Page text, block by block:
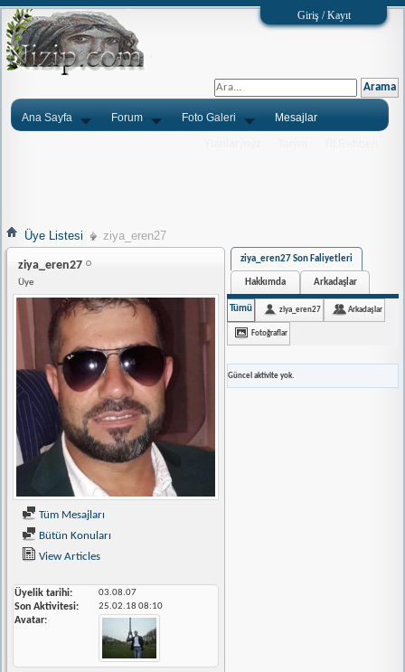
Giriş / Kayıt
Ana Sayfa Forum Foto Galeri Mesajlar
Üye Listesi ziya_eren27
ziya_eren27
Üye
Tüm Mesajları
Bütün Konuları
View Articles
Üyelik tarihi 03.08.07
Son Aktivitesi 25.02.18 08:10
Avatar
ziya_eren27 Son Faliyetleri
Hakkımda Arkadaşlar
Tümü ziya_eren27 Arkadaşlar
Fotoğraflar
Güncel aktivite yok.